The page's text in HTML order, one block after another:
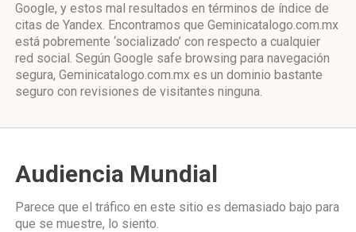
Google, y estos mal resultados en términos de índice de
citas de Yandex. Encontramos que Geminicatalogo.com.mx
está pobremente ‘socializado’ con respecto a cualquier
red social. Según Google safe browsing para navegación
segura, Geminicatalogo.com.mx es un dominio bastante
seguro con revisiones de visitantes ninguna.
Audiencia Mundial
Parece que el tráfico en este sitio es demasiado bajo para
que se muestre, lo siento.